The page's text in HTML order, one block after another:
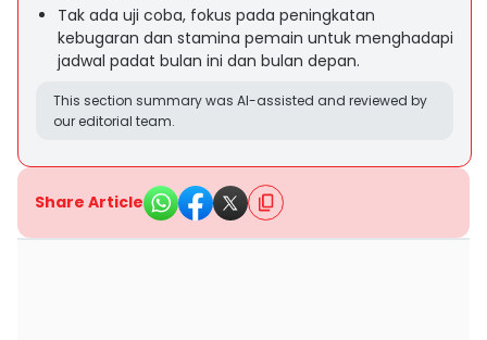
Tak ada uji coba, fokus pada peningkatan
kebugaran dan stamina pemain untuk menghadapi
jadwal padat bulan ini dan bulan depan.
This section summary was AI-assisted and reviewed by
our editorial team.
Share Article